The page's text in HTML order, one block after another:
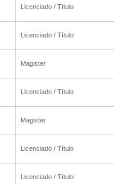
Licenciado / Título
Licenciado / Título
Magister
Licenciado / Título
Magister
Licenciado / Título
Licenciado / Título